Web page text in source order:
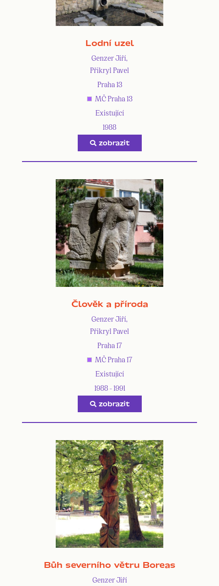
Lodní uzel
Genzer Jiří,
Přikryl Pavel
Praha 13
MČ Praha 13
Existující
1988
zobrazit
Člověk a příroda
Genzer Jiří,
Přikryl Pavel
Praha 17
MČ Praha 17
Existující
1988 - 1991
zobrazit
Bůh severního větru Boreas
Genzer Jiří